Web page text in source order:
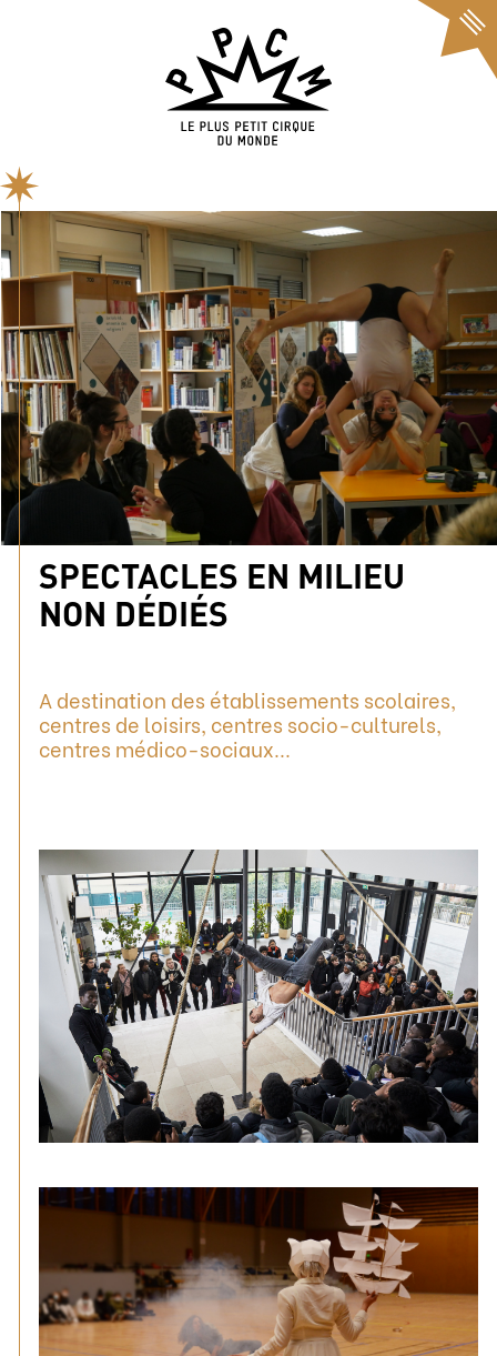
SPECTACLES EN MILIEU
NON DÉDIÉS
A destination des établissements scolaires,
centres de loisirs, centres socio-culturels,
centres médico-sociaux...